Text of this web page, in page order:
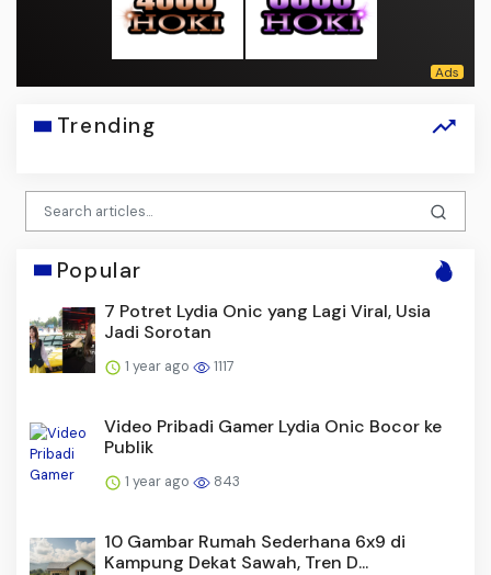
Trending
Popular
7 Potret Lydia Onic yang Lagi Viral, Usia
Jadi Sorotan
1 year ago 1117
Video Pribadi Gamer Lydia Onic Bocor ke
Publik
1 year ago 843
10 Gambar Rumah Sederhana 6x9 di
Kampung Dekat Sawah, Tren D...